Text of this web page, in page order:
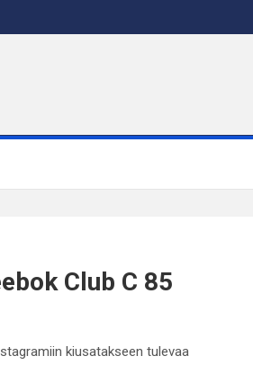
Club C 85
kiusatakseen tulevaa